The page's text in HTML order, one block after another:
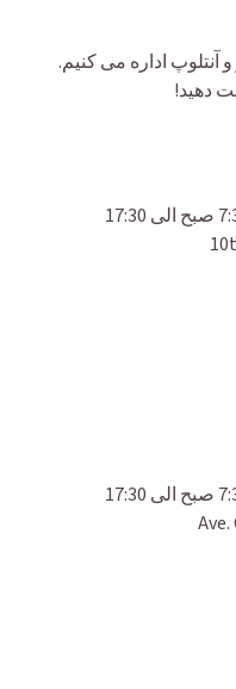
آنتلوپ اداره می کنیم.
دهید!